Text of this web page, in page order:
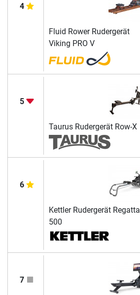
4
Fluid Rower Rudergerät
Viking PRO V
5
Taurus Rudergerät Row-X
6
Kettler Rudergerät Regatta
500
7